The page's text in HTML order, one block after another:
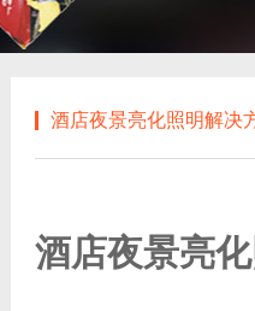
酒店夜景亮化照明解决
酒店夜景亮